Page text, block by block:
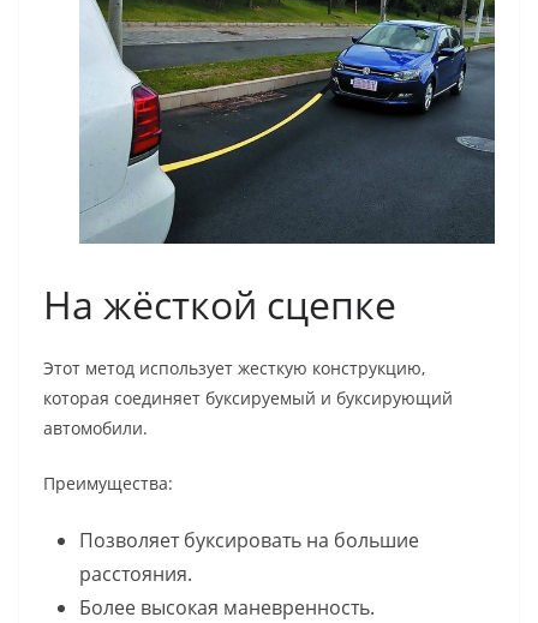
На жёсткой сцепке
Этот метод использует жесткую конструкцию,
которая соединяет буксируемый и буксирующий
автомобили.
Преимущества:
Позволяет буксировать на большие
расстояния.
Более высокая маневренность.